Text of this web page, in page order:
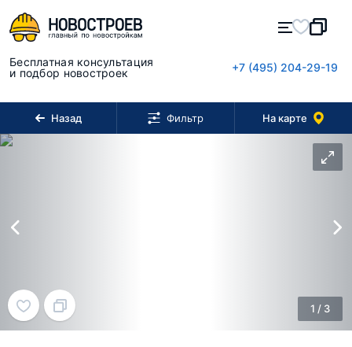
Бесплатная консультация
и подбор новостроек
+7 (495) 204-29-19
Назад Фильтр На карте
1 / 3